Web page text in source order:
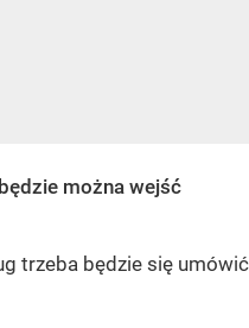
można wejść
trzeba będzie się umówić